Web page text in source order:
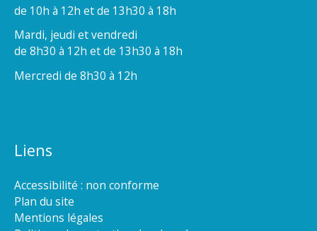
de 10h à 12h et de 13h30 à 18h
Mardi, jeudi et vendredi
de 8h30 à 12h et de 13h30 à 18h
Mercredi de 8h30 à 12h
Liens
Accessibilité : non conforme
Plan du site
Mentions légales